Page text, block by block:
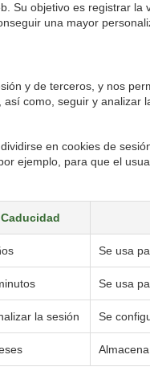
Su objetivo es registrar
una mayor
y de terceros, y nos
como, seguir y
en cookies de
ejemplo, para que el
Caducidad
Se usa
Se usa
la sesión Se